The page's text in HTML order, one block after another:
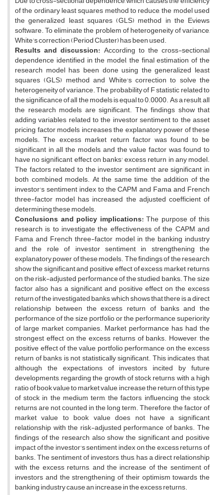
of the ordinary least squares method to reduce, the model used
the generalized least squares (GLS) method in the Eviews
software. To eliminate the problem of heterogeneity of variance,
White’s correction (Period Cluster) has been used.
Results and discussion: According to the cross-sectional
dependence identified in the model, the final estimation of the
research model has been done using the generalized least
squares (GLS) method and White's correction to solve the
heterogeneity of variance. The probability of F statistic related to
the significance of all the models is equal to 0.0000. As a result, all
the research models are significant. The findings show that
adding variables related to the investor sentiment to the asset
pricing factor models increases the explanatory power of these
models. The excess market return factor was found to be
significant in all the models, and the value factor was found to
have no significant effect on banks' excess return in any model.
The factors related to the investor sentiment are significant in
both combined models. At the same time, the addition of the
investor's sentiment index to the CAPM and Fama and French
three-factor model has increased the adjusted coefficient of
determining these models.
Conclusions and policy implications:The purpose of this
research is to investigate the effectiveness of the CAPM and
Fama and French three-factor model in the banking industry
and the role of investor sentiment in strengthening the
explanatory power of these models. The findings of the research
show the significant and positive effect of excess market returns
on the risk-adjusted performance of the studied banks. The size
factor also has a significant and positive effect on the excess
return of the investigated banks, which shows that there is a direct
relationship between the excess return of banks and the
performance of the size portfolio or the performance superiority
of large market companies. Market performance has had the
strongest effect on the excess returns of banks. However, the
positive effect of the value portfolio performance on the excess
return of banks is not statistically significant. This indicates that,
although the expectations of investors incited by future
developments, regarding the growth of stock returns with a high
ratio of book value to market value, increase the return of this type
of stock in the medium term, the factors influencing the stock
returns are not counted in the long term. Therefore, the factor of
market value to book value does not have a significant
relationship with the risk-adjusted performance of banks. The
findings of the research also show the significant and positive
impact of the investor's sentiment index on the excess returns of
banks. The sentiment of investors, thus, has a direct relationship
with the excess returns, and the increase of the sentiment of
investors and the strengthening of their optimism towards the
banking industry cause an increase in the excess returns.